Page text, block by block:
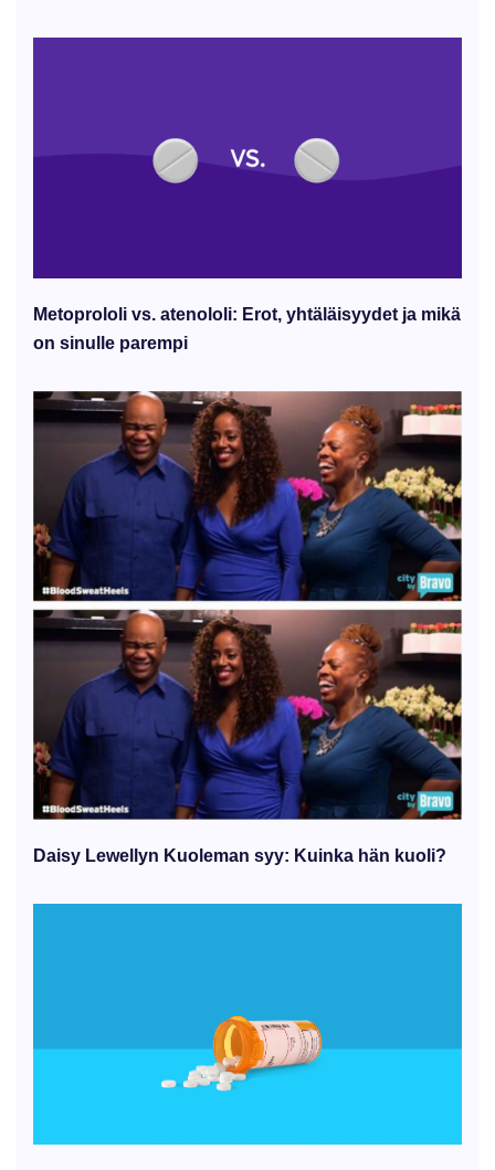
Metoprololi vs. atenololi: Erot, yhtäläisyydet ja mikä
on sinulle parempi
Daisy Lewellyn Kuoleman syy: Kuinka hän kuoli?